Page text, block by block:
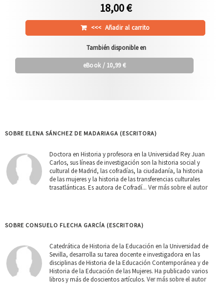
18,00 €
<<< Añadir al carrito
También disponible en
eBook/ 10,99 €
SOBRE ELENA SÁNCHEZ DE MADARIAGA (ESCRITORA)
Doctora en Historia y profesora en la Universidad Rey Juan
Carlos, sus líneas de investigación son la historia social y
cultural de Madrid, las cofradías, la ciudadanía, la historia
de las mujeres y la historia de las transferencias culturales
trasatlánticas. Es autora de Cofradí... Ver más sobre el autor
SOBRE CONSUELO FLECHA GARCÍA (ESCRITORA)
Catedrática de Historia de la Educación en la Universidad de
Sevilla, desarrolla su tarea docente e investigadora en las
disciplinas de Historia de la Educación Contemporánea y de
Historia de la Educación de las Mujeres. Ha publicado varios
libros y más de doscientos artículos. Ver más sobre el autor